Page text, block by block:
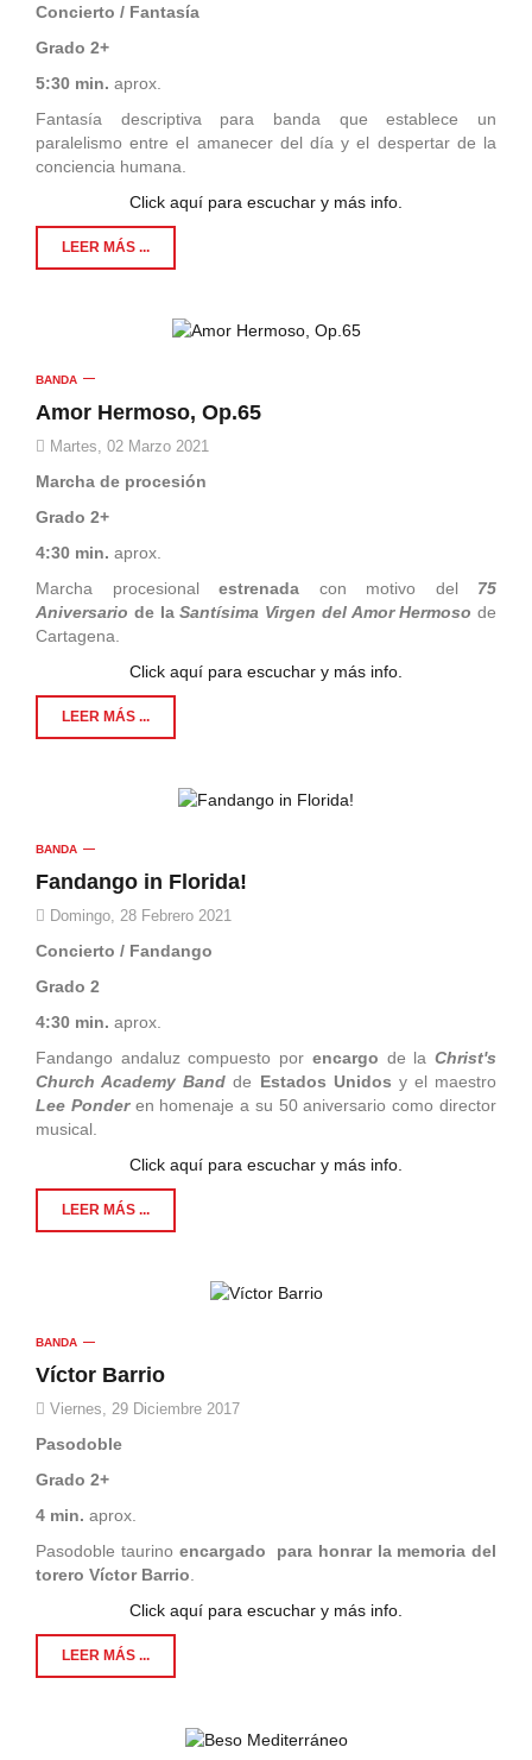
Concierto / Fantasía
Grado 2+
5:30 min. aprox.
Fantasía descriptiva para banda que establece un
paralelismo entre el amanecer del día y el despertar de la
conciencia humana.
Click aquí para escuchar y más info.
LEER MÁS ...
BANDA
Amor Hermoso, Op.65
Martes, 02 Marzo 2021
Marcha de procesión
Grado 2+
4:30 min. aprox.
Marcha procesional estrenada con motivo del 75
Aniversario de laSantísima Virgen del Amor Hermoso de
Cartagena.
Click aquí para escuchar y más info.
LEER MÁS ...
BANDA
Fandango in Florida!
Domingo, 28 Febrero 2021
Concierto / Fandango
Grado 2
4:30 min. aprox.
Fandango andaluz compuesto por encargo de laChrist's
Church Academy Band de Estados Unidos y el maestro
Lee Ponderen homenaje a su 50 aniversario como director
musical.
Click aquí para escuchar y más info.
LEER MÁS ...
BANDA
Víctor Barrio
Viernes, 29 Diciembre 2017
Pasodoble
Grado 2+
4 min. aprox.
Pasodoble taurino encargado
para honrar la memoria del
torero Víctor Barrio.
Click aquí para escuchar y más info.
LEER MÁS ...